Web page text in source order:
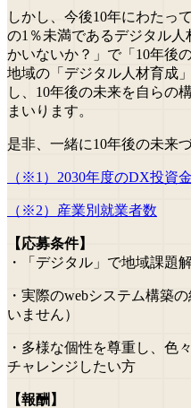
しかし、今後10年にわたっ
の1％未満であるデジタル
かいないか？」で「10年後
地域の「デジタル人材育成
し、10年後の未来を自らの
まいります。
是非、一緒に10年後の未来
（※1）2030年度のDX投資
（※2）産業別就業者数
【応募条件】
・「デジタル」で地域課題
・実際のwebシステム構築
いません）
・多様な個性を尊重し、色
チャレンジしたい方
【報酬】